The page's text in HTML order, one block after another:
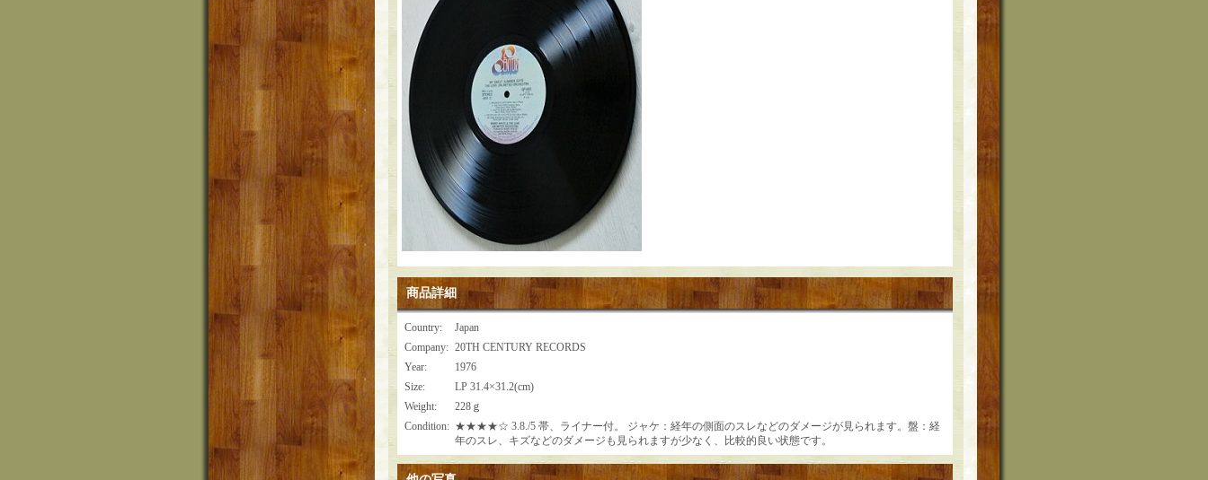
商品詳細
Country:
Japan
Company: 20TH CENTURY RECORDS
Year:
1976
Size:
LP 31.4×31.2(cm)
Weight:
228ｇ
Condition: ★★★★☆ 3.8./5 帯、ライナー付。 ジャケ：経年の側面のスレなどのダメージが見られます。盤：経
年のスレ、キズなどのダメージも見られますが少なく、比較的良い状態です。